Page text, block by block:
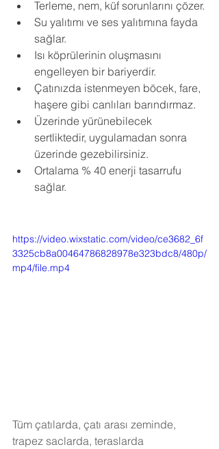
Terleme, nem, küf sorunlarını çözer.
Su yalıtımı ve ses yalıtımına fayda
sağlar.
Isı köprülerinin oluşmasını
engelleyen bir bariyerdir.
Çatınızda istenmeyen böcek, fare,
haşere gibi canlıları barındırmaz.
Üzerinde yürünebilecek
sertliktedir, uygulamadan sonra
üzerinde gezebilirsiniz.
Ortalama % 40 enerji tasarrufu
sağlar.
https://video.wixstatic.com/video/ce3682_6f
3325cb8a00464786828978e323bdc8/480p/
mp4/file.mp4
Tüm çatılarda, çatı arası zeminde,
trapez saclarda, teraslarda